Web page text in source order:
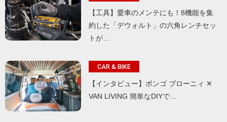
【工具】愛車のメンテにも！8機能を集
約した「デウォルト」の六角レンチセッ
トが…
CAR & BIKE
【インタビュー】ボンゴ ブローニィ ✕
VAN LIVING 簡単なDIYで…